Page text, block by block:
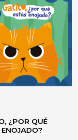
A CREER
¿POR QUÉ
ENOJADO?